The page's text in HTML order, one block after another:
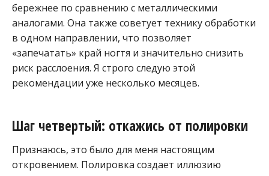
бережнее по сравнению с металлическими
аналогами. Она также советует технику обработки
в одном направлении, что позволяет
«запечатать» край ногтя и значительно снизить
риск расслоения. Я строго следую этой
рекомендации уже несколько месяцев.
Шаг четвертый: откажись от полировки
Признаюсь, это было для меня настоящим
откровением. Полировка создает иллюзию